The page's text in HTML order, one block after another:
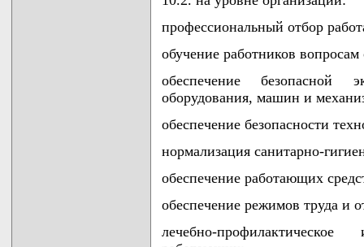
профессиональный отбор
обучение работников
обеспечение безопасной
оборудования, машин и
обеспечение безопасности
нормализация санитарно-
обеспечение работающих
обеспечение режимов труда и
лечебно-